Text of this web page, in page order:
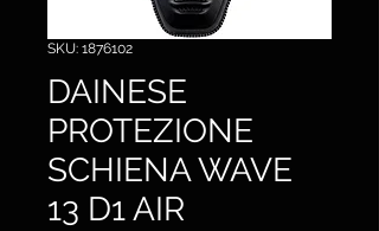
SKU: 1876102
DAINESE
PROTEZIONE
SCHIENA WAVE
13 D1 AIR